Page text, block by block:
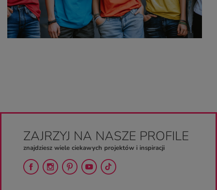
ZAJRZYJ NA NASZE PROFILE
znajdziesz wiele ciekawych projektów i inspiracji